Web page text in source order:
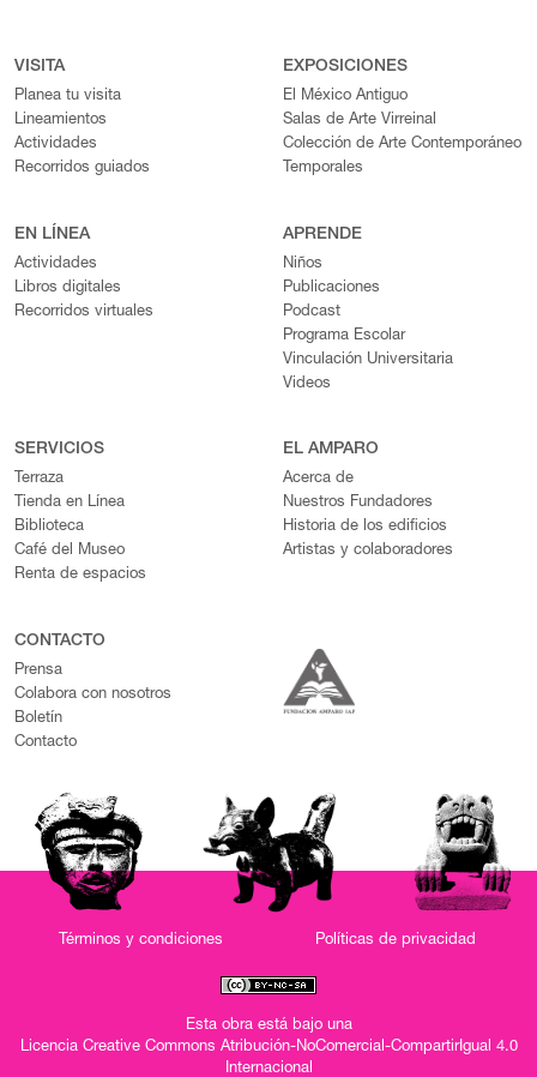
VISITA
Planea tu visita
Lineamientos
Actividades
Recorridos guiados
EXPOSICIONES
El México Antiguo
Salas de Arte Virreinal
Colección de Arte Contemporáneo
Temporales
EN LÍNEA
Actividades
Libros digitales
Recorridos virtuales
APRENDE
Niños
Publicaciones
Podcast
Programa Escolar
Vinculación Universitaria
Videos
SERVICIOS
Terraza
Tienda en Línea
Biblioteca
Café del Museo
Renta de espacios
EL AMPARO
Acerca de
Nuestros Fundadores
Historia de los edificios
Artistas y colaboradores
CONTACTO
Prensa
Colabora con nosotros
Boletín
Contacto
Términos y condiciones Políticas de privacidad
Esta obra está bajo una
Licencia Creative Commons Atribución-NoComercial-CompartirIgual 4.0
Internacional